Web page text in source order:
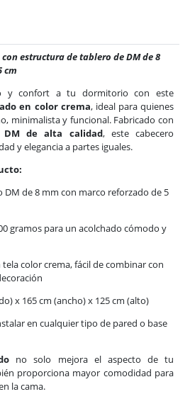
estructura de tablero de DM de 8
cm
y confort a tu dormitorio con este
en color crema, ideal para quienes
minimalista y funcional. Fabricado con
de alta calidad, este cabecero
y elegancia a partes iguales.
DM de 8 mm con marco reforzado de 5
gramos para un acolchado cómodo y
tela color crema, fácil de combinar con
x 165 cm (ancho) x 125 cm (alto)
en cualquier tipo de pared o base
no solo mejora el aspecto de tu
proporciona mayor comodidad para
la cama.